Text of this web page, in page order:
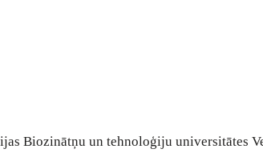
Biozinātņu un tehnoloģiju universitātes